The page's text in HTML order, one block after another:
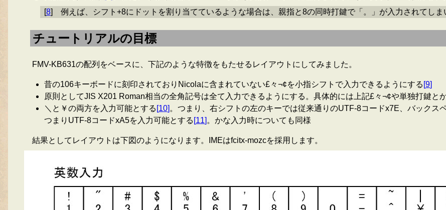
[8] 例えば、シフト+8にドットを割り当てているような場合は、親指と8の同時打鍵で「。」が入力されてしま
チュートリアルの目標
FMV-KB631の配列をベースに、下記のような特徴をもたせるレイアウトにしてみました。
昔の106キーボードに刻印されておりNicolaに含まれていない£々¬¢を小指シフトで入力できるようにする [9]
原則としてJIS X201 Roman相当の全角記号は全て入力できるようにする。具体的には上記£々¬¢や単独打鍵と
＼と￥の両方を入力可能とする [10] 。つまり、右シフトの左のキーでは従来通りのUTF-8コードx7E、バックス
つまりUTF-8コードxA5を入力可能とする [11] 。かな入力時についても同様
結果としてレイアウトは下図のようになります。IMEはfcitx-mozcを採用します。